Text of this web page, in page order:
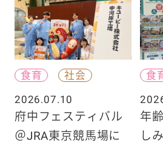
食育
社会
2026.07.10
府中フェスティバル
＠JRA東京競馬場に
食
年
し